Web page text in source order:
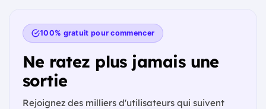
100% gratuit pour commencer
Ne ratez plus jamais une
sortie
Rejoignez des milliers d'utilisateurs qui suivent